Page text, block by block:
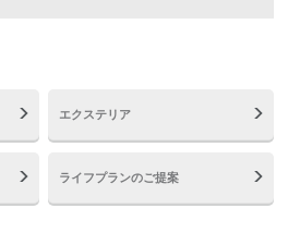
エクステリア
ライフプランのご提案